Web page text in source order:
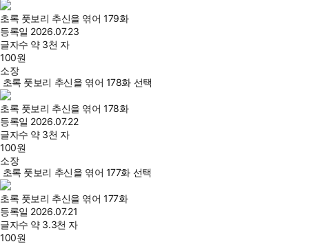
초록 풋보리 추신을 엮어 179화
등록일 2026.07.23
글자수 약 3천 자
100원
소장
초록 풋보리 추신을 엮어 178화 선택
초록 풋보리 추신을 엮어 178화
등록일 2026.07.22
글자수 약 3천 자
100원
소장
초록 풋보리 추신을 엮어 177화 선택
초록 풋보리 추신을 엮어 177화
등록일 2026.07.21
글자수 약 3.3천 자
100원